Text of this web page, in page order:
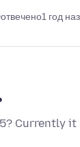
отвечено1 год
Currently it